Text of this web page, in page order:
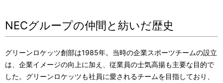
a
NECグループの仲間と紡いだ歴史
グリーンロケッツ創部は1985年。当時の企業スポーツチームの設立
は、企業イメージの向上に加え、従業員の士気高揚も主要な目的で
した。グリーンロケッツも社員に愛されるチームを目指しており、